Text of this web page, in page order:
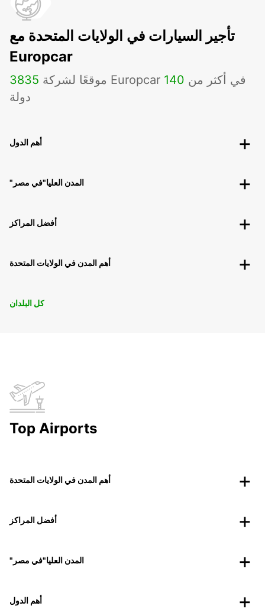
تأجير السيارات في الولايات المتحدة مع
Europcar
3835 موقعًا لشركة Europcar في أكثر من 140
دولة
أهم الدول
"المدن العليا"في مصر
أفضل المراكز
أهم المدن في الولايات المتحدة
كل البلدان
Top Airports
أهم المدن في الولايات المتحدة
أفضل المراكز
"المدن العليا"في مصر
أهم الدول